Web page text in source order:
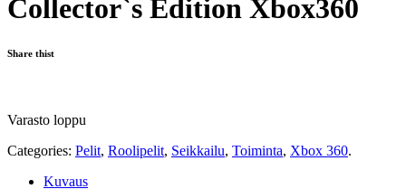
Collector`s Edition Xbox360
Share thist
Varasto loppu
Categories: Pelit, Roolipelit, Seikkailu, Toiminta, Xbox 360.
Kuvaus